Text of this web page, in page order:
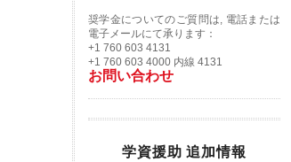
奨学金についてのご質問は, 電話または
電子メールにて承ります：
+1 760 603 4131
+1 760 603 4000 内線 4131
お問い合わせ
学資援助 追加情報